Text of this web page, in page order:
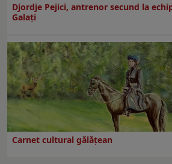
Djordje Pejici, antrenor secund la
Galați
Carnet cultural gălăţean